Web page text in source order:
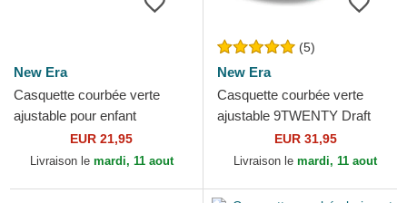
New Era
Casquette courbée verte
ajustable pour enfant
9FORTY The League Boston
Celtics NBA New Era
EUR 21,95
Livraison le mardi, 11 aout
(5)
New Era
Casquette courbée verte
ajustable 9TWENTY Draft
Edition 2023 Boston Celtics
NBA New Era
EUR 31,95
Livraison le mardi, 11 aout